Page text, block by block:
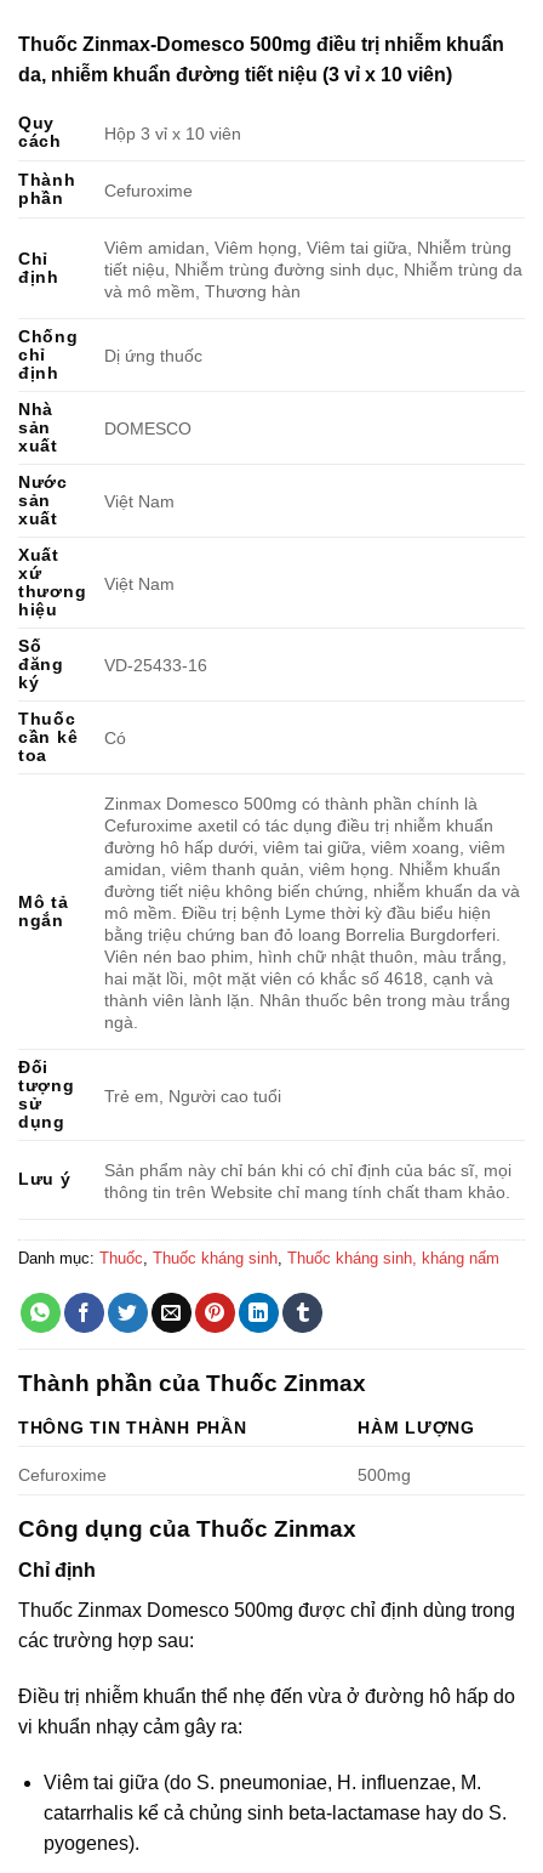
Thuốc Zinmax-Domesco 500mg điều trị nhiễm khuẩn
da, nhiễm khuẩn đường tiết niệu (3 vỉ x 10 viên)
Quy
cách
Hộp 3 vỉ x 10 viên
Thành
phần
Cefuroxime
Chỉ
định
Viêm amidan, Viêm họng, Viêm tai giữa, Nhiễm trùng
tiết niệu, Nhiễm trùng đường sinh dục, Nhiễm trùng da
và mô mềm, Thương hàn
Chống
chỉ
định
Dị ứng thuốc
Nhà
sản
xuất
DOMESCO
Nước
sản
xuất
Việt Nam
Xuất
xứ
thương
hiệu
Việt Nam
Số
đăng
ký
VD-25433-16
Thuốc
cần kê
toa
Có
Mô tả
ngắn
Zinmax Domesco 500mg có thành phần chính là
Cefuroxime axetil có tác dụng điều trị nhiễm khuẩn
đường hô hấp dưới, viêm tai giữa, viêm xoang, viêm
amidan, viêm thanh quản, viêm họng. Nhiễm khuẩn
đường tiết niệu không biến chứng, nhiễm khuẩn da và
mô mềm. Điều trị bệnh Lyme thời kỳ đầu biểu hiện
bằng triệu chứng ban đỏ loang Borrelia Burgdorferi.
Viên nén bao phim, hình chữ nhật thuôn, màu trắng,
hai mặt lồi, một mặt viên có khắc số 4618, cạnh và
thành viên lành lặn. Nhân thuốc bên trong màu trắng
ngà.
Đối
tượng
sử
dụng
Trẻ em, Người cao tuổi
Lưu ý
Sản phẩm này chỉ bán khi có chỉ định của bác sĩ, mọi
thông tin trên Website chỉ mang tính chất tham khảo.
Danh mục: Thuốc, Thuốc kháng sinh, Thuốc kháng sinh, kháng nấm
Thành phần của Thuốc Zinmax
THÔNG TIN THÀNH PHẦN HÀM LƯỢNG
Cefuroxime 500mg
Công dụng của Thuốc Zinmax
Chỉ định
Thuốc Zinmax Domesco 500mg được chỉ định dùng trong
các trường hợp sau:
Điều trị nhiễm khuẩn thể nhẹ đến vừa ở đường hô hấp do
vi khuẩn nhạy cảm gây ra:
Viêm tai giữa (do S. pneumoniae, H. influenzae, M.
catarrhalis kể cả chủng sinh beta-lactamase hay do S.
pyogenes).